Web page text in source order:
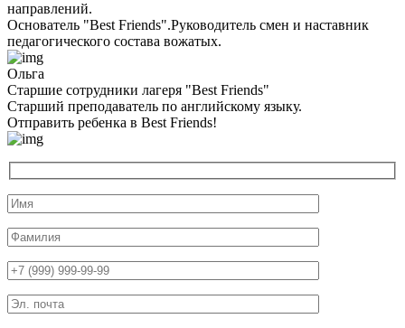
направлений.
Основатель "Best Friends".Руководитель смен и наставник
педагогического состава вожатых.
Ольга
Старшие сотрудники лагеря "Best Friends"
Cтарший преподаватель по английскому языку.
Отправить ребенка в Best Friends!